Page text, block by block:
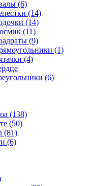
(6)
(14)
(14)
(11)
(9)
(1)
(4)
(6)
(138)
(50)
(81)
(6)